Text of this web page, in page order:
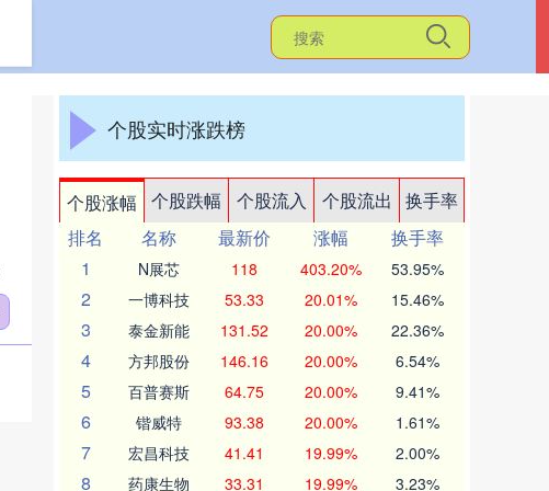
个股实时涨跌榜
个股涨幅 个股跌幅 个股流入 个股流出
换手率
排名
名称 最新价 涨幅
换手率
1
N展芯 118 403.20% 53.95%
2 一博科技 53.33 20.01% 15.46%
3 泰金新能 131.52 20.00% 22.36%
4 方邦股份 146.16 20.00% 6.54%
5 百普赛斯 64.75 20.00% 9.41%
6 锴威特 93.38 20.00% 1.61%
7 宏昌科技 41.41 19.99% 2.00%
8 药康生物 33.31 19.99% 3.23%